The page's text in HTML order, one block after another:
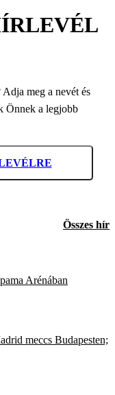
meg a nevét és
Önnek a legjobb
Összes hír
Arénában
meccs Budapesten;